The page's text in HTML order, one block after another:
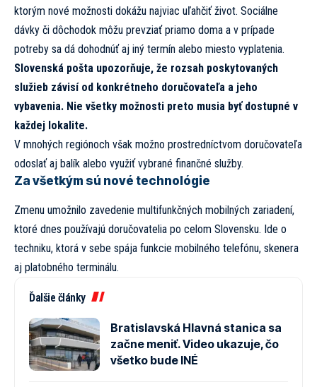
ktorým nové možnosti dokážu najviac uľahčiť život. Sociálne
dávky či dôchodok môžu prevziať priamo doma a v prípade
potreby sa dá dohodnúť aj iný termín alebo miesto vyplatenia.
Slovenská pošta upozorňuje, že rozsah poskytovaných
služieb závisí od konkrétneho doručovateľa a jeho
vybavenia. Nie všetky možnosti preto musia byť dostupné v
každej lokalite.
V mnohých regiónoch však možno prostredníctvom doručovateľa
odoslať aj balík alebo využiť vybrané finančné služby.
Za všetkým sú nové technológie
Zmenu umožnilo zavedenie multifunkčných mobilných zariadení,
ktoré dnes používajú doručovatelia po celom Slovensku. Ide o
techniku, ktorá v sebe spája funkcie mobilného telefónu, skenera
aj platobného terminálu.
Ďalšie články
Bratislavská Hlavná stanica sa
začne meniť. Video ukazuje, čo
všetko bude INÉ